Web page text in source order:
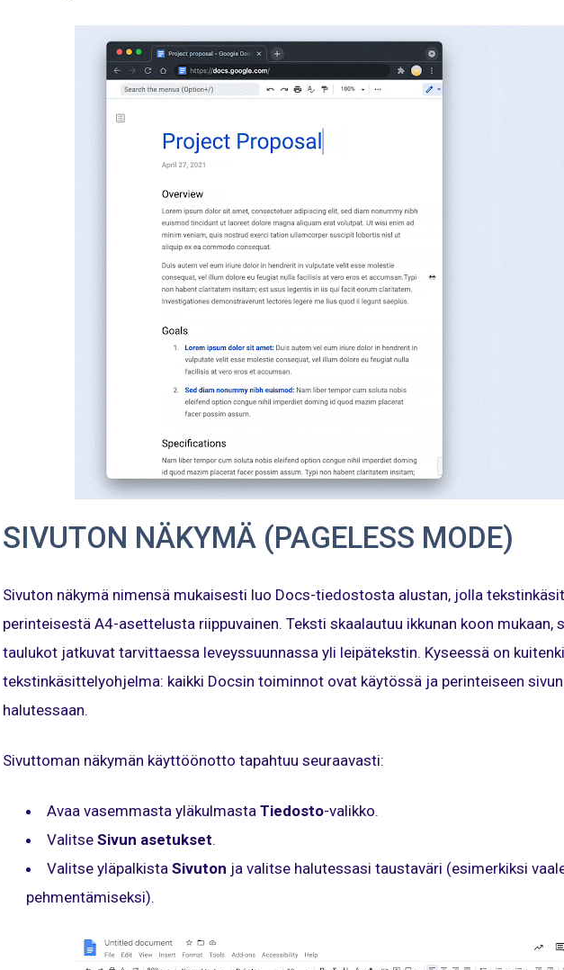
SIVUTON NÄKYMÄ (PAGELESS MODE)
Sivuton näkymä nimensä mukaisesti luo Docs-tiedostosta alustan, jolla
perinteisestä A4-asettelusta riippuvainen. Teksti skaalautuu ikkunan koon mukaan,
taulukot jatkuvat tarvittaessa leveyssuunnassa yli leipätekstin. Kyseessä on
tekstinkäsittelyohjelma: kaikki Docsin toiminnot ovat käytössä ja perinteiseen
halutessaan.
Sivuttoman näkymän käyttöönotto tapahtuu seuraavasti:
Avaa vasemmasta yläkulmasta Tiedosto-valikko.
Valitse Sivun asetukset.
Valitse yläpalkista Sivuton ja valitse halutessasi taustaväri (esimerkiksi
pehmentämiseksi).